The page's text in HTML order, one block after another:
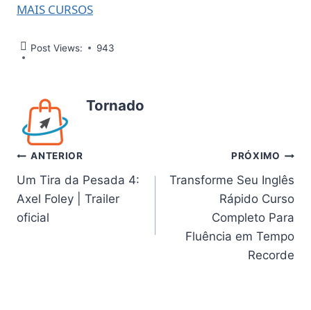
MAIS CURSOS
Post Views: 943
Tornado
Navegação
de
Post
ANTERIOR
Um Tira da Pesada 4:
Axel Foley | Trailer
oficial
PRÓXIMO
Transforme Seu Inglês
Rápido Curso
Completo Para
Fluência em Tempo
Recorde